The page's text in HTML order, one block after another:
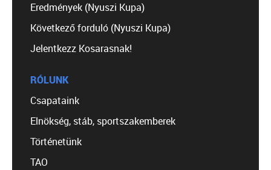
Eredmények (Nyuszi Kupa)
Következő forduló (Nyuszi Kupa)
Jelentkezz Kosarasnak!
RÓLUNK
Csapataink
Elnökség, stáb, sportszakemberek
Történetünk
TAO